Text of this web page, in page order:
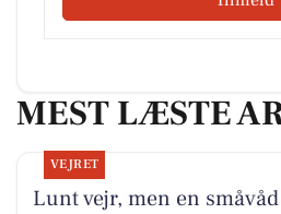
MEST LÆSTE
VEJRET
Lunt vejr, men en